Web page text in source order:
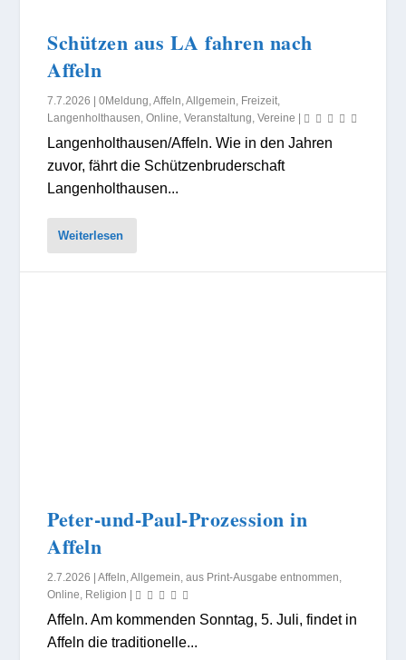
Schützen aus LA fahren nach
Affeln
7.7.2026 |0Meldung ,Affeln ,Allgemein Freizeit
Langenholthausen ,Online ,Veranstaltung ,Vereine |
Langenholthausen/Affeln. Wie in den Jahren
zuvor, fährt die Schützenbruderschaft
Langenholthausen...
Weiterlesen
Peter-und-Paul-Prozession in
Affeln
2.7.2026 |Affeln,Allgemein,aus Print-Ausgabe entnommen,
Online, Religion
Affeln. Am kommenden Sonntag, 5. Juli, findet in
Affeln die traditionelle...